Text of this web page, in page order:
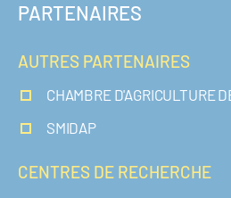
PARTENAIRES
AUTRES PARTENAIRES
CHAMBRE D'AGRICULTURE
SMIDAP
CENTRES DE RECHERCHE